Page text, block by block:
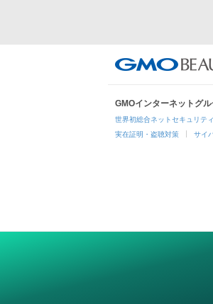
GMOインターネットグ
世界初総合ネットセキュリテ
実在証明・盗聴対策 サイ